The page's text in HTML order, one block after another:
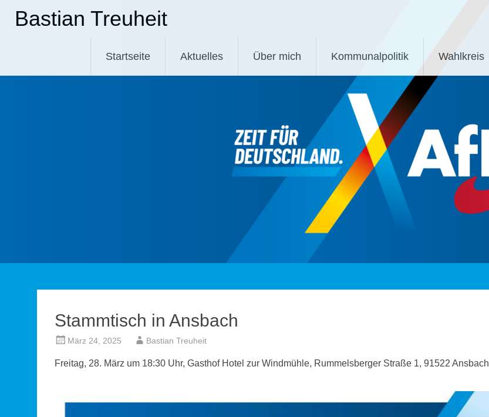
InhaltBastian Treuheit
Startseite Aktuelles Über mich Kommunalpolitik Wahlkreis
Stammtisch in Ansbach
März 24, 2025 Bastian Treuheit
Freitag, 28. März um 18:30 Uhr, Gasthof Hotel zur Windmühle, Rummelsberger Straße 1, 91522 Ansbach